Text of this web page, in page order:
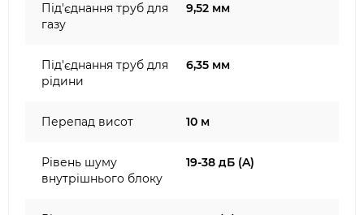
Під'єднання труб для
газу
9,52 мм
Під'єднання труб для
рідини
6,35 мм
Перепад висот 10 м
Рівень шуму
внутрішнього блоку
19-38 дБ (A)